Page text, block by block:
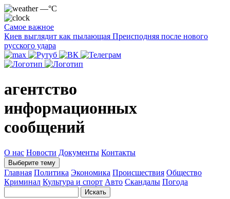
—°C
Самое важное
Киев выглядит как пылающая Преисподняя после нового
русского удара
агентство
информационных
сообщений
О нас Новости Документы Контакты
Выберите тему
Главная Политика Экономика Происшествия Общество
Криминал Культура и спорт Авто Скандалы Погода